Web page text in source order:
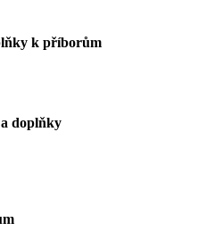
k příborům
doplňky